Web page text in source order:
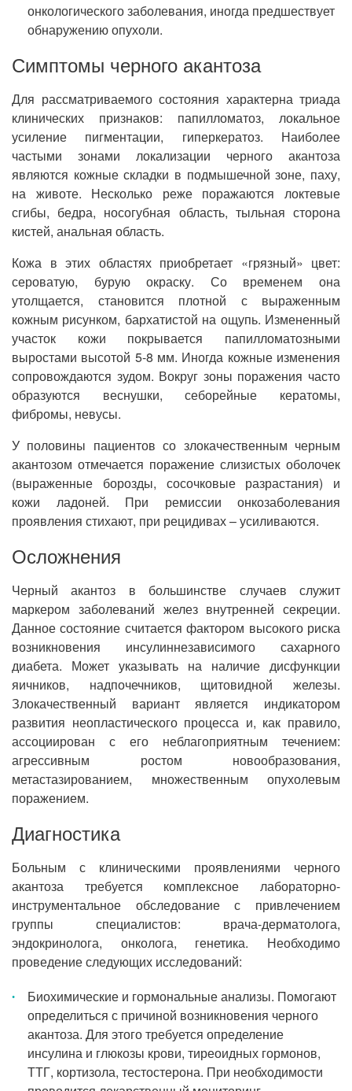
онкологического заболевания, иногда предшествует
обнаружению опухоли.
Симптомы черного акантоза
Для рассматриваемого состояния характерна триада
клинических признаков: папилломатоз, локальное
усиление пигментации, гиперкератоз. Наиболее
частыми зонами локализации черного акантоза
являются кожные складки в подмышечной зоне, паху,
на животе. Несколько реже поражаются локтевые
сгибы, бедра, носогубная область, тыльная сторона
кистей, анальная область.
Кожа в этих областях приобретает «грязный» цвет:
сероватую, бурую окраску. Со временем она
утолщается, становится плотной с выраженным
кожным рисунком, бархатистой на ощупь. Измененный
участок кожи покрывается папилломатозными
выростами высотой 5-8 мм. Иногда кожные изменения
сопровождаются зудом. Вокруг зоны поражения часто
образуются веснушки, себорейные кератомы,
фибромы, невусы.
У половины пациентов со злокачественным черным
акантозом отмечается поражение слизистых оболочек
(выраженные борозды, сосочковые разрастания) и
кожи ладоней. При ремиссии онкозаболевания
проявления стихают, при рецидивах – усиливаются.
Осложнения
Черный акантоз в большинстве случаев служит
маркером заболеваний желез внутренней секреции.
Данное состояние считается фактором высокого риска
возникновения инсулиннезависимого сахарного
диабета. Может указывать на наличие дисфункции
яичников, надпочечников, щитовидной железы.
Злокачественный вариант является индикатором
развития неопластического процесса и, как правило,
ассоциирован с его неблагоприятным течением:
агрессивным ростом новообразования,
метастазированием, множественным опухолевым
поражением.
Диагностика
Больным с клиническими проявлениями черного
акантоза требуется комплексное лабораторно-
инструментальное обследование с привлечением
группы специалистов: врача-дерматолога,
эндокринолога, онколога, генетика. Необходимо
проведение следующих исследований:
Биохимические и гормональные анализы. Помогают
определиться с причиной возникновения черного
акантоза. Для этого требуется определение
инсулина и глюкозы крови, тиреоидных гормонов,
ТТГ, кортизола, тестостерона. При необходимости